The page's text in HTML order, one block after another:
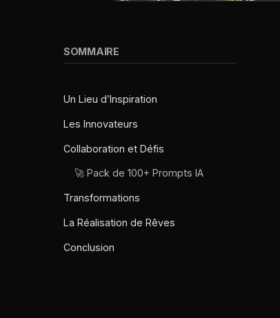
SOMMAIRE
Un Lieu d’Inspiration
Les Innovateurs
Collaboration et Défis
🚀 Pack de 100+ Prompts IA
Transformations
La Réalisation de Rêves
Conclusion